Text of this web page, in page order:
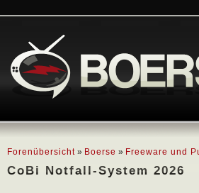
Forenübersicht » Boerse » Freeware und
CoBi Notfall-System 2026